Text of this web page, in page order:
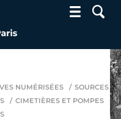
NUMÉRISÉES
SOURCES
CIMETIÈRES ET POMPES